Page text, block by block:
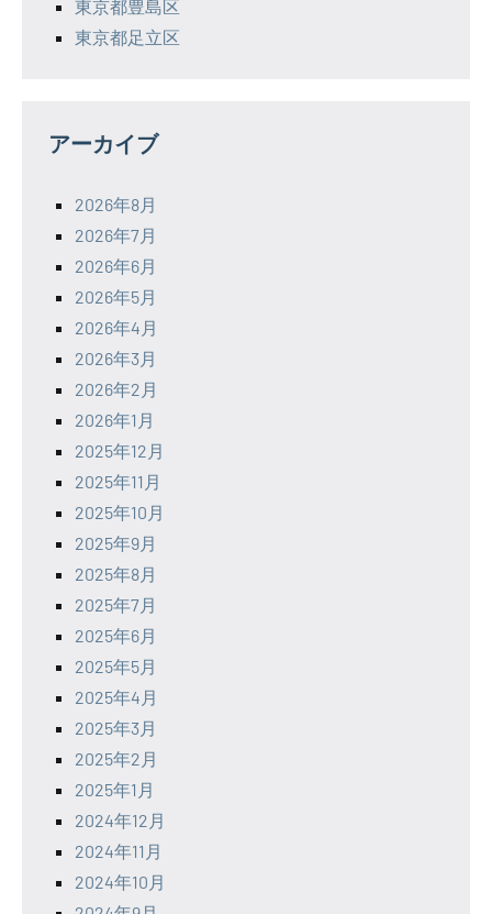
東京都豊島区
東京都足立区
アーカイブ
2026年8月
2026年7月
2026年6月
2026年5月
2026年4月
2026年3月
2026年2月
2026年1月
2025年12月
2025年11月
2025年10月
2025年9月
2025年8月
2025年7月
2025年6月
2025年5月
2025年4月
2025年3月
2025年2月
2025年1月
2024年12月
2024年11月
2024年10月